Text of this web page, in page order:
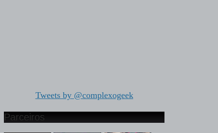
Tweets by @complexogeek
Parceiros